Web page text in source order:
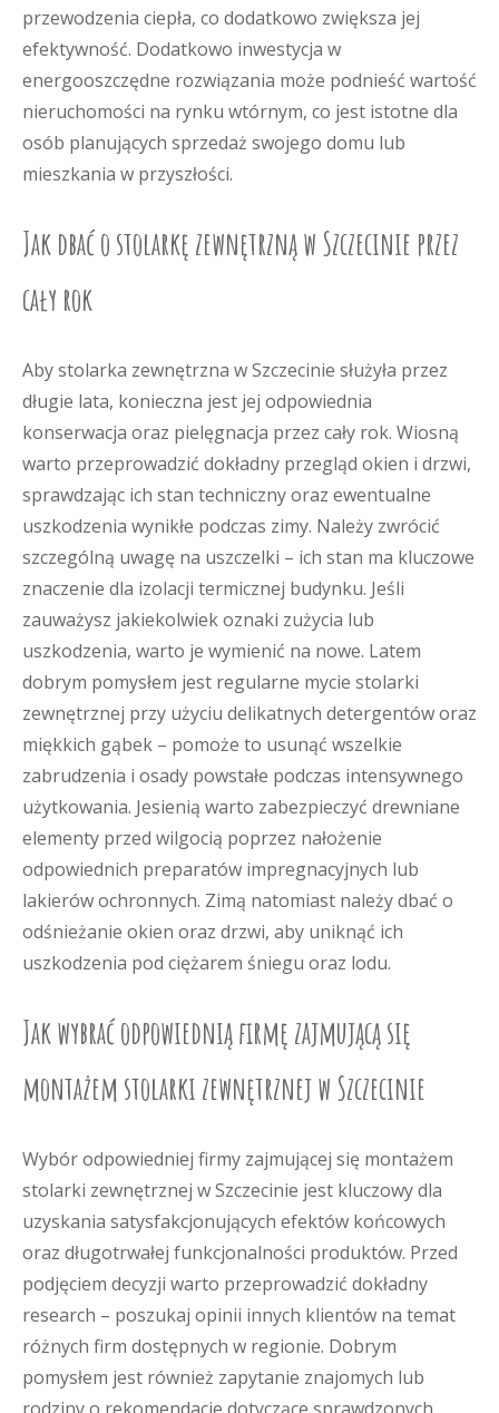
przewodzenia ciepła, co dodatkowo zwiększa jej
efektywność. Dodatkowo inwestycja w
energooszczędne rozwiązania może podnieść wartość
nieruchomości na rynku wtórnym, co jest istotne dla
osób planujących sprzedaż swojego domu lub
mieszkania w przyszłości.
Jak dbać o stolarkę zewnętrzną w Szczecinie przez
cały rok
Aby stolarka zewnętrzna w Szczecinie służyła przez
długie lata, konieczna jest jej odpowiednia
konserwacja oraz pielęgnacja przez cały rok. Wiosną
warto przeprowadzić dokładny przegląd okien i drzwi,
sprawdzając ich stan techniczny oraz ewentualne
uszkodzenia wynikłe podczas zimy. Należy zwrócić
szczególną uwagę na uszczelki – ich stan ma kluczowe
znaczenie dla izolacji termicznej budynku. Jeśli
zauważysz jakiekolwiek oznaki zużycia lub
uszkodzenia, warto je wymienić na nowe. Latem
dobrym pomysłem jest regularne mycie stolarki
zewnętrznej przy użyciu delikatnych detergentów oraz
miękkich gąbek – pomoże to usunąć wszelkie
zabrudzenia i osady powstałe podczas intensywnego
użytkowania. Jesienią warto zabezpieczyć drewniane
elementy przed wilgocią poprzez nałożenie
odpowiednich preparatów impregnacyjnych lub
lakierów ochronnych. Zimą natomiast należy dbać o
odśnieżanie okien oraz drzwi, aby uniknąć ich
uszkodzenia pod ciężarem śniegu oraz lodu.
Jak wybrać odpowiednią firmę zajmującą się
montażem stolarki zewnętrznej w Szczecinie
Wybór odpowiedniej firmy zajmującej się montażem
stolarki zewnętrznej w Szczecinie jest kluczowy dla
uzyskania satysfakcjonujących efektów końcowych
oraz długotrwałej funkcjonalności produktów. Przed
podjęciem decyzji warto przeprowadzić dokładny
research – poszukaj opinii innych klientów na temat
różnych firm dostępnych w regionie. Dobrym
pomysłem jest również zapytanie znajomych lub